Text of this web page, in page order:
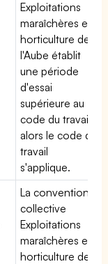
Exploitations
maraîchères et
horticulture de
l'Aube établit
une période
d'essai
supérieure au
code du travail,
alors le code du
travail
s'applique.
La convention
collective
Exploitations
maraîchères et
horticulture de